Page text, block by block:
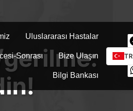
Uluslararası Hastalar
Sonrası Bize Ulaşın
Bilgi Bankası
TR